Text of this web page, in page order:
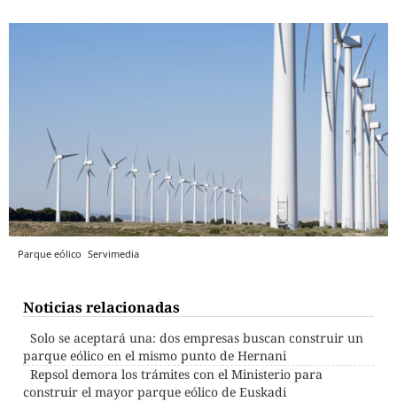
Parque eólico Servimedia
Noticias relacionadas
Solo se aceptará una: dos empresas buscan construir un
parque eólico en el mismo punto de Hernani
Repsol demora los trámites con el Ministerio para
construir el mayor parque eólico de Euskadi